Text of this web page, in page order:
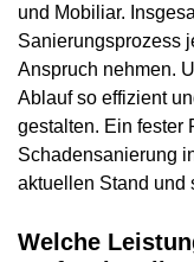
und Mobiliar.
Sanierungsprozess
Anspruch nehmen.
Ablauf so effizient
gestalten. Ein fester
Schadensanierung
aktuellen Stand und
Welche